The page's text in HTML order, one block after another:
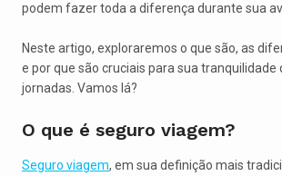
podem fazer toda a diferença durante sua
Neste artigo, exploraremos o que são, as
e por que são cruciais para sua tranquilidade
jornadas. Vamos lá?
O que é seguro viagem?
Seguro viagem, em sua definição mais